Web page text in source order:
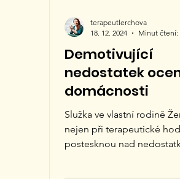
Demotivující
nedostatek
domácnosti
Služka ve vlastní rodině Ženy si často,
nejen při terapeutické
postesknou nad
terapeutlerchova
18. 12. 2024
Minut čtení: